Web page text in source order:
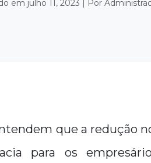
em julho 11, 2023 | Por
que a redução
para os